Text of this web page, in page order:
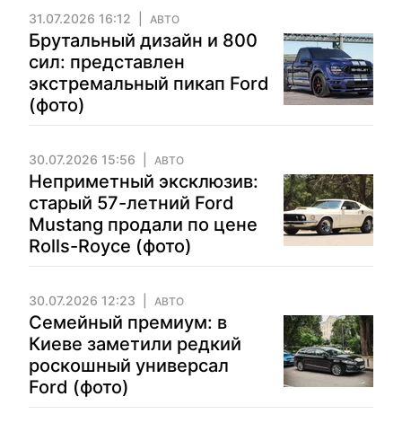
31.07.2026 16:12 АВТО
Брутальный дизайн и 800
сил: представлен
экстремальный пикап Ford
(фото)
30.07.2026 15:56 АВТО
Неприметный эксклюзив:
старый 57-летний Ford
Mustang продали по цене
Rolls-Royce (фото)
30.07.2026 12:23 АВТО
Семейный премиум: в
Киеве заметили редкий
роскошный универсал
Ford (фото)